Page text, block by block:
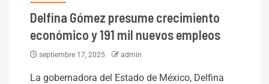
Delfina Gómez presume crecimiento
económico y 191 mil nuevos empleos
septiembre 17, 2025 admin
La gobernadora del Estado de México, Delfina